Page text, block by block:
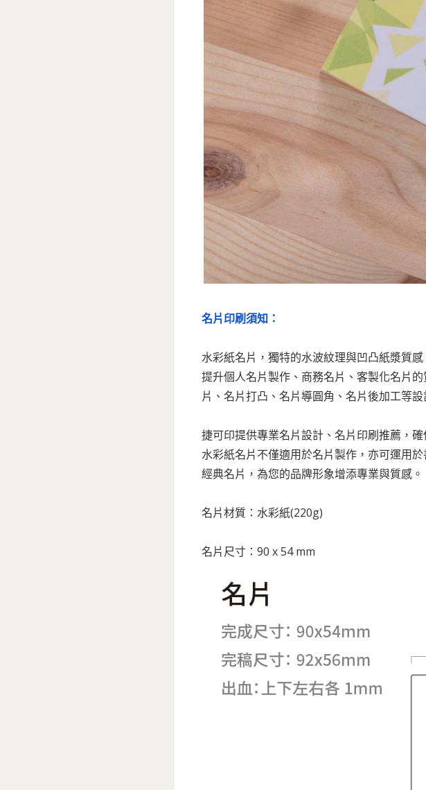
名片印刷須知：
水彩紙名片，獨特的水波紋理與凹凸紙漿質
提升個人名片製作、商務名片、客製化名片
片、名片打凸、名片導圓角、名片後加工等
捷可印提供專業名片設計、名片印刷推薦，
水彩紙名片不僅適用於名片製作，亦可運用
經典名片，為您的品牌形象增添專業與質感。
名片材質：水彩紙(220g)
名片尺寸：90 x 54 mm